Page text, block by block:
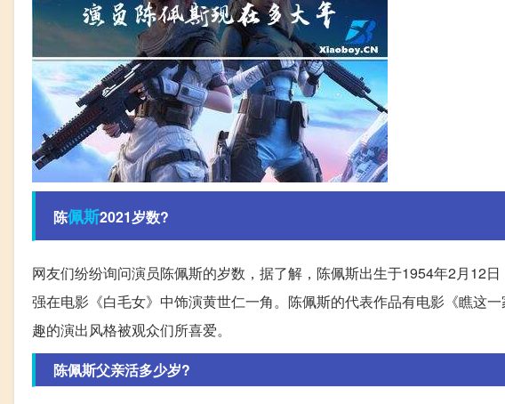
陈佩斯2021岁数?
网友们纷纷询问演员陈佩斯的岁数，据了解，陈佩斯出生于1954年2月12
强在电影《白毛女》中饰演黄世仁一角。陈佩斯的代表作品有电影《瞧这
趣的演出风格被观众们所喜爱。
陈佩斯父亲活多少岁?